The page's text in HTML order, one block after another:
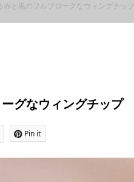
赤と黒のフルブローグなウィングチップ
グなウィングチップ
Pin it